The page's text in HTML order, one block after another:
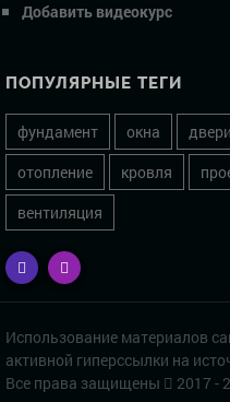
Добавить видеокурс
ПОПУЛЯРНЫЕ ТЕГИ
фундамент окна двери
отопление
кровля
вентиляция
Использование материалов
активной гиперссылки на
Все права защищены
2017 -